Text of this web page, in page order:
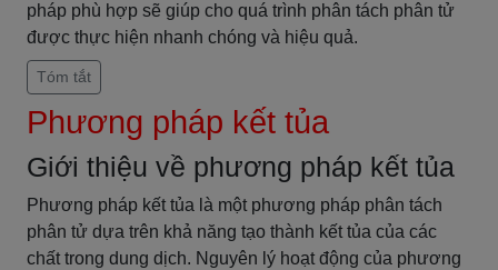
pháp phù hợp sẽ giúp cho quá trình phân tách phân tử
được thực hiện nhanh chóng và hiệu quả.
Tóm tắt
Phương pháp kết tủa
Giới thiệu về phương pháp kết tủa
Phương pháp kết tủa là một phương pháp phân tách
phân tử dựa trên khả năng tạo thành kết tủa của các
chất trong dung dịch. Nguyên lý hoạt động của phương